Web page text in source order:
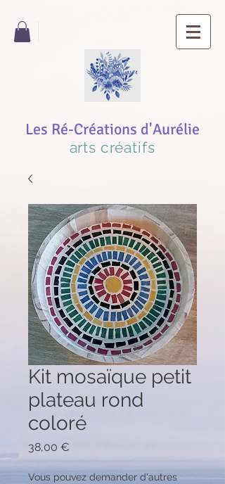
Les Ré-Créations d'Aurélie
arts créatifs
Kit mosaïque petit
plateau rond
coloré
38,00 €
Vous pouvez demander d'autres